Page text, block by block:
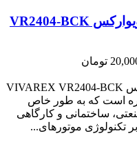
تومان
کیت شارژی 4 عددی براشلس ویوارکس VIVAREX VR2404-BCK
است که به طور خاص
ساختمانی و کارگاهی
تکنولوژی موتورهای...